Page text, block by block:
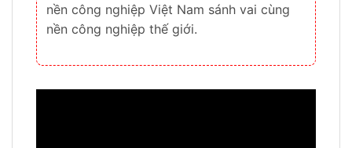
nền công nghiệp Việt Nam sánh vai cùng
nền công nghiệp thế giới.